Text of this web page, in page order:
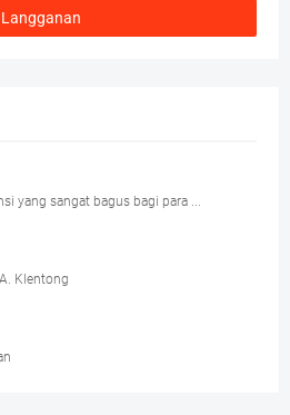
yang sangat bagus bagi para ...
Klentong